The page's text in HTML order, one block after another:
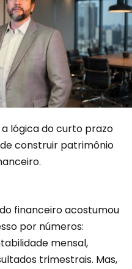
lógica do curto prazo
construir patrimônio
financeiro acostumou
por números:
mensal,
trimestrais. Mas,